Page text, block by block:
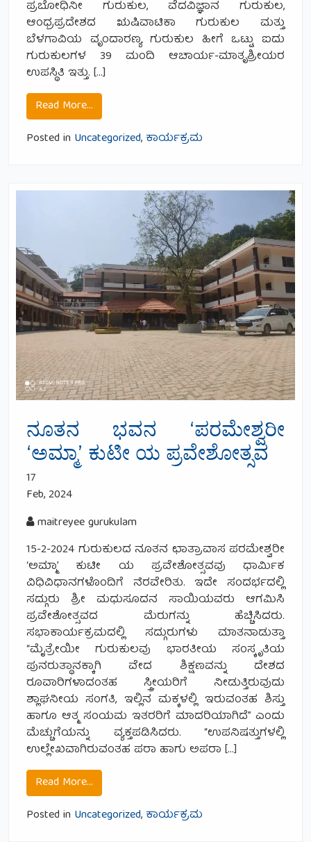
ಪ್ರಬೋಧಿನೀ ಗುರುಕುಲ, ವೆದವಿಜ್ಞಾನ ಗುರುಕುಲ,
ಆಂಧ್ರಪ್ರದೇಶದ ಋಷಿವಾಟಿಕಾ ಗುರುಕುಲ ಮತ್ತು
ಬೆಳಗಾವಿಯ ವೃಂದಾರಣ್ಯ ಗುರುಕುಲ ಹೀಗೆ ಒಟ್ಟು ಐದು
ಗುರುಕುಲಗಳ 39 ಮಂದಿ ಆಚಾರ್ಯ-ಮಾತೃಶ್ರೀಯರ
ಉಪಸ್ಥಿತಿ ಇತ್ತು. […]
Read More…
Posted in Uncategorized, ಕಾರ್ಯಕ್ರಮ
ನೂತನ ಭವನ ‘ಪರಮೇಶ್ವರೀ
‘ಅಮ್ಮಾ’ ಕುಟೀ ಯ ಪ್ರವೇಶೋತ್ಸವ
17
Feb, 2024
maitreyee gurukulam
15-2-2024 ಗುರುಕುಲದ ನೂತನ ಛಾತ್ರಾವಾಸ ಪರಮೇಶ್ವರೀ
‘ಅಮ್ಮಾ’ ಕುಟೀ ಯ ಪ್ರವೇಶೋತ್ಸವವು ಧಾರ್ಮಿಕ
ವಿಧಿವಿಧಾನಗಳೊಂದಿಗೆ ನೆರವೇರಿತು. ಇದೇ ಸಂದರ್ಭದಲ್ಲಿ
ಸದ್ಗುರು ಶ್ರೀ ಮಧುಸೂದನ ಸಾಯಿಯವರು ಆಗಮಿಸಿ
ಪ್ರವೇಶೋತ್ಸವದ ಮೆರುಗನ್ನು ಹೆಚ್ಚಿಸಿದರು.
ಸಭಾಕಾರ್ಯಕ್ರಮದಲ್ಲಿ ಸದ್ಗುರುಗಳು ಮಾತನಾಡುತ್ತಾ
“ಮೈತ್ರೇಯೀ ಗುರುಕುಲವು ಭಾರತೀಯ ಸಂಸ್ಕೃತಿಯ
ಪುನರುತ್ಥಾನಕ್ಕಾಗಿ ವೇದ ಶಿಕ್ಷಣವನ್ನು ದೇಶದ
ರೂವಾರಿಗಳಾದಂತಹ ಸ್ತ್ರೀಯರಿಗೆ ನೀಡುತ್ತಿರುವುದು
ಶ್ಲಾಘನೀಯ ಸಂಗತಿ, ಇಲ್ಲಿನ ಮಕ್ಕಳಲ್ಲಿ ಇರುವಂತಹ ಶಿಸ್ತು
ಹಾಗೂ ಆತ್ಮ ಸಂಯಮ ಇತರರಿಗೆ ಮಾದರಿಯಾಗಿದೆ” ಎಂದು
ಮೆಚ್ಚುಗೆಯನ್ನು ವ್ಯಕ್ತಪಡಿಸಿದರು. “ಉಪನಿಷತ್ತುಗಳಲ್ಲಿ
ಉಲ್ಲೇಖವಾಗಿರುವಂತಹ ಪರಾ ಹಾಗು ಅಪರಾ […]
Read More…
Posted in Uncategorized, ಕಾರ್ಯಕ್ರಮ